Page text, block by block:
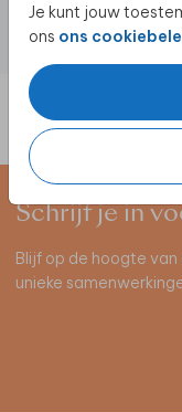
Je kunt jouw
ons ons
Schrijf je in
Blijf op de hoogte
unieke